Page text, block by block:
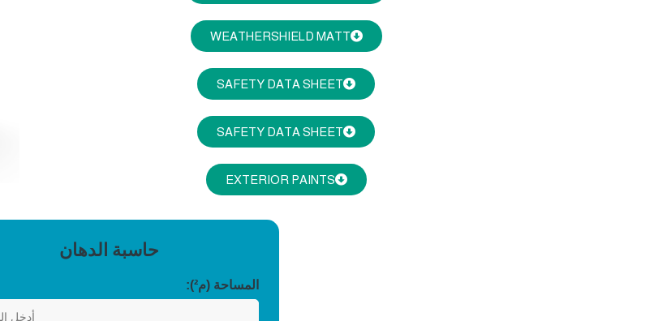
WEATHERSHIELD MATT
SAFETY DATA SHEET
SAFETY DATA SHEET
EXTERIOR PAINTS
حاسبة الدهان
المساحة (م²):